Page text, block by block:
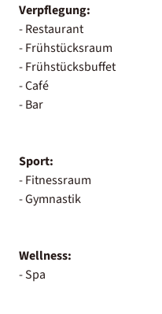
Verpflegung:
- Restaurant
- Frühstücksraum
- Frühstücksbuffet
- Café
- Bar
Sport:
- Fitnessraum
- Gymnastik
Wellness:
- Spa